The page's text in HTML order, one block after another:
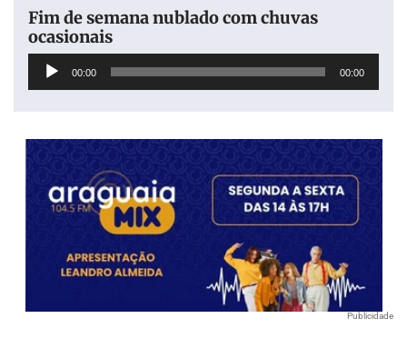
Fim de semana nublado com chuvas
ocasionais
Tocador
00:00 00:00
Publicidade